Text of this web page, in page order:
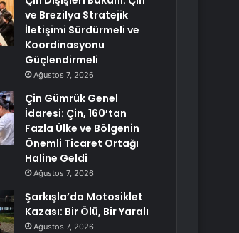
ve Brezilya Stratejik
İletişimi Sürdürmeli ve
Koordinasyonu
Güçlendirmeli
Ağustos 7, 2026
Çin Gümrük Genel
İdaresi: Çin, 160’tan
Fazla Ülke ve Bölgenin
Önemli Ticaret Ortağı
Haline Geldi
Ağustos 7, 2026
Şarkışla’da Motosiklet
Kazası: Bir Ölü, Bir Yaralı
Ağustos 7, 2026